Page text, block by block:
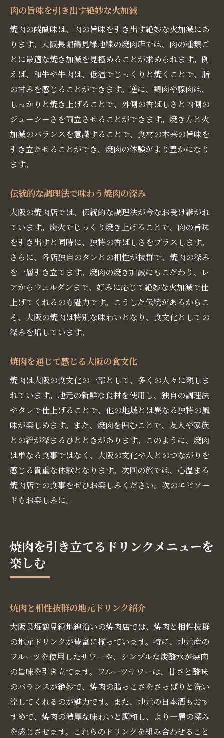
肉の旨味を引き出す絶妙な火加減
焼肉の醍醐味は、肉の旨味を引き出す絶妙な火加減にあ
ります。大阪長堀鶴見緑地線の焼肉店では、肉の種類ご
とに最適な焼き加減を見極めることが求められます。例
えば、和牛や牛肉は、低温でじっくりと焼くことで、脂
の甘みを感じることができます。逆に、鶏肉や豚肉は、
しっかりと焼き上げることで、外側の香ばしさと内側の
ジューシーさを両立させることができます。焼き方と火
加減のバランスを意識することで、食材の本来の旨味を
引き立たせることができ、焼肉の体験がより豊かになり
ます。
伝統的な調理法で味わう焼肉の深み
大阪の焼肉店では、伝統的な調理法が今なお受け継がれ
ています。炭火でじっくり焼き上げることで、肉の旨味
を引き出すと同時に、独特の香ばしさをプラスします。
さらに、各店独自のタレとの相性が抜群で、焼肉の深み
を一層引き立てます。焼肉の焼き加減にもこだわり、レ
アからウェルダンまで、好みに応じて絶妙な火加減で仕
上げてくれるのも魅力です。こうした伝統があるからこ
そ、大阪の焼肉は特別な味わいとなり、食文化としての
深みを増しています。
焼肉を通じて感じる大阪の食文化
焼肉は大阪の食文化の一部として、多くの人々に親しま
れています。地元の新鮮な食材を使用し、独自の調理法
やタレで仕上げることで、他の地域とは異なる独特の風
味が楽しめます。また、焼肉を囲むことで、友人や家族
との絆が深まるひとときがあります。このように、焼肉
は単なる食事ではなく、大阪の文化や人とのつながりを
感じる貴重な体験となります。次回の旅では、心温まる
焼肉店での食事をぜひお楽しみください。次のエピソー
ドもお楽しみに。
焼肉を引き立てるドリンクメニューを
楽しむ
焼肉と相性抜群の地元ドリンク紹介
大阪長堀鶴見緑地線沿いの焼肉店では、焼肉と相性抜群
の地元ドリンクが豊富に揃っています。特に、地元産の
フルーツを使用したサワーや、シンプルな炭酸水が焼肉
の旨味を引き立てます。フルーツサワーは、甘さと酸味
のバランスが絶妙で、焼肉の脂っこさをさっぱりと洗い
流してくれるのが魅力です。また、地元の日本酒もおす
すめで、焼肉の濃厚な味わいと調和し、より一層の深み
を感じさせます。これらのドリンクを組み合わせること